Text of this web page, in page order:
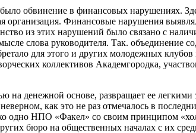
обвинение в финансовых нарушениях.
организация. Финансовые нарушения
из этих нарушений было связано с
слова руководителя. Так. объединение
для этого и других молодежных
коллективов Академгородка,
денежной основе, развращает ее
как это не раз отмечалось в
одно НПО «Факел» со своим принципом
бюро на общественных началах с их